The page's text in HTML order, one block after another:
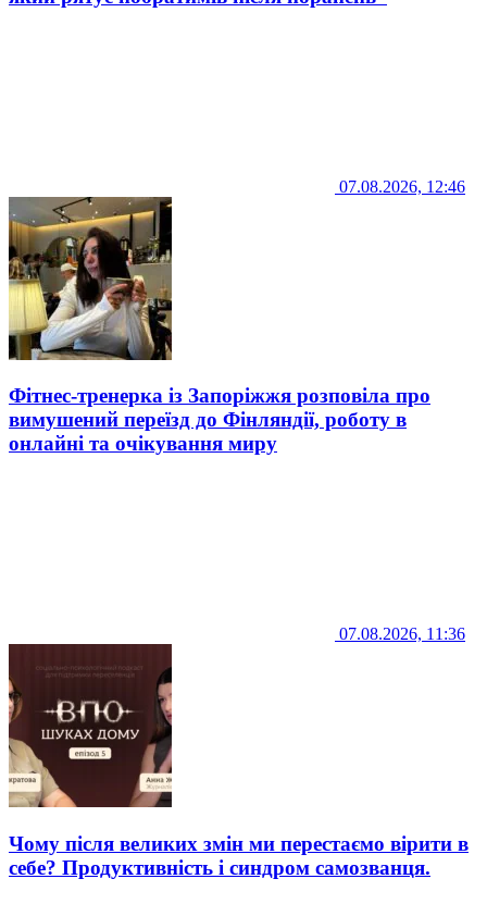
07.08.2026, 12:46
Фітнес-тренерка із Запоріжжя розповіла про
вимушений переїзд до Фінляндії, роботу в
онлайні та очікування миру
07.08.2026, 11:36
Чому після великих змін ми перестаємо вірити в
себе? Продуктивність і синдром самозванця.